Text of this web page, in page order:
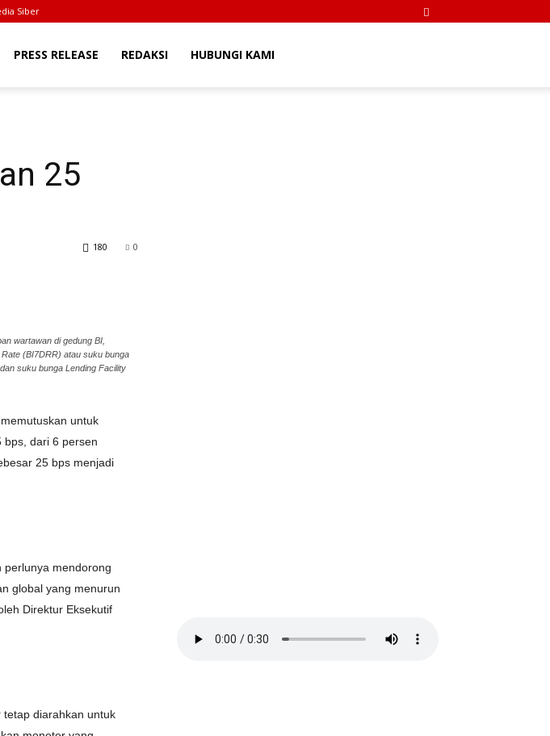
Siber
PRESS RELEASE REDAKSI HUBUNGI KAMI
25
0
180
wartawan di gedung BI,
(BI7DRR) atau suku bunga
suku bunga Lending Facility
untuk
bps, dari 6 persen
25 bps menjadi
perlunya mendorong
global yang menurun
Direktur Eksekutif
tetap diarahkan untuk